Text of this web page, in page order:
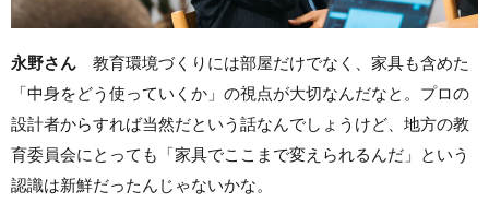
永野さん 教育環境づくりには部屋だけでなく、家具も含めた
「中身をどう使っていくか」の視点が大切なんだなと。プロの
設計者からすれば当然だという話なんでしょうけど、地方の教
育委員会にとっても「家具でここまで変えられるんだ」という
認識は新鮮だったんじゃないかな。